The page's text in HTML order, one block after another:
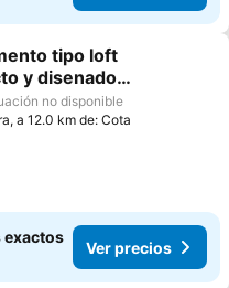
a favoritos
tipo loft
y disenado
hasta 3
no disponible
a 12.0 km de: Cota
exactos
Ver precios